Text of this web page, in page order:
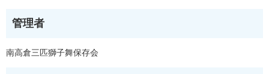
管理者
南高倉三匹獅子舞保存会